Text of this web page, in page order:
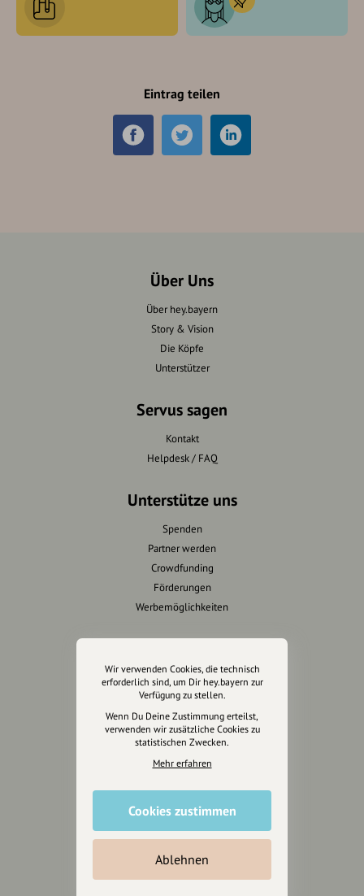
Eintrag teilen
Über Uns
Über hey.bayern
Story & Vision
Die Köpfe
Unterstützer
Servus sagen
Kontakt
Helpdesk / FAQ
Unterstütze uns
Spenden
Partner werden
Crowdfunding
Förderungen
Werbemöglichkeiten
Impressum
Datenschutz
AGB
Cookies zurücksetzen
Mediakit
Wir verwenden Cookies, die technisch
erforderlich sind, um Dir hey.bayern zur
Verfügung zu stellen.
Wenn Du Deine Zustimmung erteilst,
verwenden wir zusätzliche Cookies zu
statistischen Zwecken.
Mehr erfahren
Cookies zustimmen
Ablehnen